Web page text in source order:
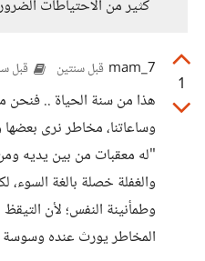
كثير من الاحتياطات
1
mam_7 قبل سنتين قبل
هذا من سنة الحياة ..
وساعاتنا، مخاطر نرى
"له معقبات من بين يديه
والغفلة خصلة بالغة السوء،
وطمأنينة النفس؛ لأن
المخاطر يورث عنده وسوسة